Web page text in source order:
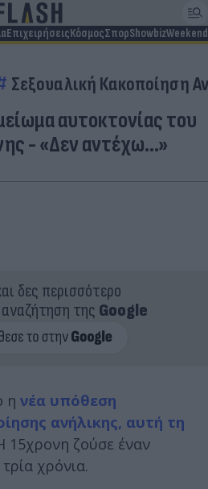
ΕπιχειρήσειςΚόσμοςΣπορShowbizWeekend
Σεξουαλική Κακοποίηση
αυτοκτονίας του
- «Δεν αντέχω...»
δες περισσότερο
της Google
η νέα υπόθεση
ανήλικης, αυτή τη
15χρονη ζούσε έναν
χρόνια.